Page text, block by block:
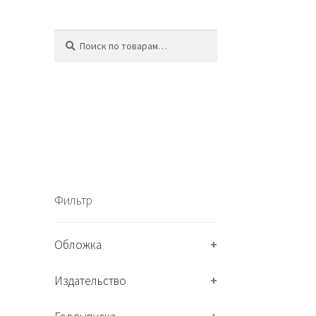
Фильтр
Обложка +
Издательство +